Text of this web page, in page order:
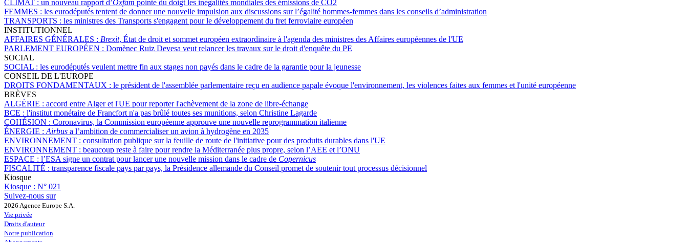
CLIMAT : un nouveau rapport d’Oxfam pointe du doigt les inégalités mondiales des émissions de CO2
FEMMES : les eurodéputés tentent de donner une nouvelle impulsion aux discussions sur l’égalité hommes-femmes dans les conseils d’administration
TRANSPORTS : les ministres des Transports s'engagent pour le développement du fret ferroviaire européen
INSTITUTIONNEL
AFFAIRES GÉNÉRALES : Brexit, État de droit et sommet européen extraordinaire à l'agenda des ministres des Affaires européennes de l'UE
PARLEMENT EUROPÉEN : Domènec Ruiz Devesa veut relancer les travaux sur le droit d'enquête du PE
SOCIAL
SOCIAL : les eurodéputés veulent mettre fin aux stages non payés dans le cadre de la garantie pour la jeunesse
CONSEIL DE L'EUROPE
DROITS FONDAMENTAUX : le président de l'assemblée parlementaire reçu en audience papale évoque l'environnement, les violences faites aux femmes et l'unité européenne
BRÈVES
ALGÉRIE : accord entre Alger et l'UE pour reporter l'achèvement de la zone de libre-échange
BCE : l'institut monétaire de Francfort n'a pas brûlé toutes ses munitions, selon Christine Lagarde
COHÉSION : Coronavirus, la Commission européenne approuve une nouvelle reprogrammation italienne
ÉNERGIE : Airbus a l’ambition de commercialiser un avion à hydrogène en 2035
ENVIRONNEMENT : consultation publique sur la feuille de route de l'initiative pour des produits durables dans l'UE
ENVIRONNEMENT : beaucoup reste à faire pour rendre la Méditerranée plus propre, selon l’AEE et l’ONU
ESPACE : l’ESA signe un contrat pour lancer une nouvelle mission dans le cadre de Copernicus
FISCALITÉ : transparence fiscale pays par pays, la Présidence allemande du Conseil promet de soutenir tout processus décisionnel
Kiosque
Kiosque : N° 021
Suivez-nous sur
2026 Agence Europe S.A.
Vie privée
Droits d'auteur
Notre publication